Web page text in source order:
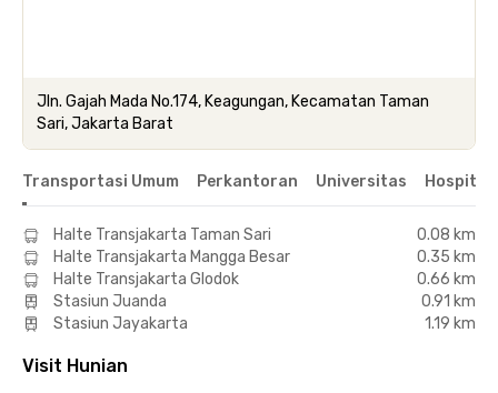
Jln. Gajah Mada No.174, Keagungan, Kecamatan Taman
Sari, Jakarta Barat
Transportasi Umum Perkantoran Universitas Hospital
Halte Transjakarta Taman Sari
0.08 km
Halte Transjakarta Mangga Besar
0.35 km
Halte Transjakarta Glodok
0.66 km
Stasiun Juanda
0.91 km
Stasiun Jayakarta
1.19 km
Visit Hunian